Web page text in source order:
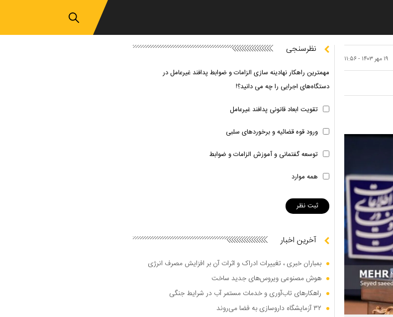
۱۹ مهر ۱۴۰۳ - ۱۱:۵۶
نظرسنجی
مهمترین راهکار نهادینه سازی الزامات و ضوابط پدافند غیرعامل در
دستگاه‌های اجرایی را چه می دانید؟!
تقویت ابعاد قانونی پدافند غیرعامل
ورود قوه قضائیه و برخوردهای سلبی
توسعه گفتمانی و آموزش الزامات و ضوابط
همه موارد
آخرین اخبار
بمباران خبری ، تغییرات ادراک و اثرات آن بر افزایش مصرف انرژی
هوش مصنوعی ویروس‌های جدید ساخت
راهکار‌های تاب‌آوری و خدمات مستمر آب در شرایط جنگی
۳۲ آزمایشگاه داروسازی به فضا می‌روند